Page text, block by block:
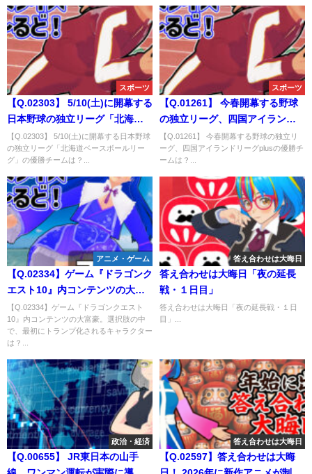
スポーツ
【Q.02303】 5/10(土)に開幕する
日本野球の独立リーグ「北海道
ベースボールリーグ」の優勝チ
ームは？
【Q.02303】 5/10(土)に開幕する日本野球
の独立リーグ「北海道ベースボールリー
グ」の優勝チームは？...
スポーツ
【Q.01261】 今春開幕する野球
の独立リーグ、四国アイランド
リーグplusの優勝チームは？
【Q.01261】 今春開幕する野球の独立リ
ーグ、四国アイランドリーグplusの優勝チ
ームは？...
アニメ・ゲーム
【Q.02334】ゲーム『ドラゴンク
エスト10』内コンテンツの大富
豪。選択肢に挙げたキャラクタ
ーの中で、最初にトランプ化さ
れるのは？
【Q.02334】ゲーム『ドラゴンクエスト
10』内コンテンツの大富豪。選択肢の中
で、最初にトランプ化されるキャラクター
は？...
答え合わせは大晦日
答え合わせは大晦日「夜の延長
戦・１日目」
答え合わせは大晦日「夜の延長戦・１日
目」...
政治・経済
【Q.00655】 JR東日本の山手
答え合わせは大晦日
【Q.02597】答え合わせは大晦